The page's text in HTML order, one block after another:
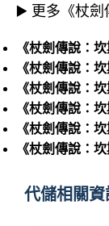
▶️ 更多《杖劍
《杖劍傳說：
《杖劍傳說：
《杖劍傳說：
《杖劍傳說：
《杖劍傳說：
《杖劍傳說：
代儲相關資